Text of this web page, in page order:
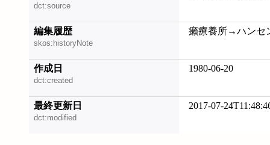
dct:source
編集履歴
skos:historyNote
癩療養所→ハンセ
作成日
dct:created
1980-06-20
最終更新日
dct:modified
2017-07-